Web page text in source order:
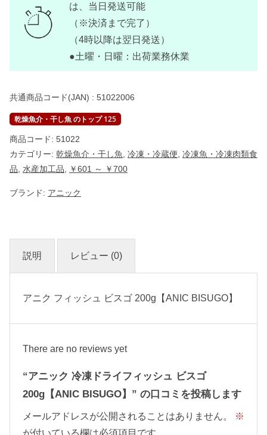
ュ
ビ
ス
0
A
I
C
B
I
S
U
G
】
は、当日発送可能
（※決済まで完了）
（4時以降は翌日発送）
●土曜・日曜：出荷業務休業
共通商品コード(JAN) : 51022006
乾燥魚介・干し魚 のトップ 125
商品コード: 51022
カテゴリー: 乾燥魚介・干し魚 冷凍・冷蔵便 冷凍魚・冷凍肉類食
品 水産加工品 ￥601 ～ ￥700
ブランド: アニック
説明 レビュー (0)
アニク フィッシュ ビスゴ 200g【ANIC BISUGO】
There are no reviews yet
“アニック 冷凍ドライフィッシュ ビスゴ
200g【ANIC BISUGO】” の口コミを投稿します
メールアドレスが公開されることはありません。
※